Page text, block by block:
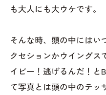
も大人にも大ウケです。
そんな時、頭の中にはい
クセションかウイングス
イビー！逃げるんだ！
て写真とは頭の中のテッ